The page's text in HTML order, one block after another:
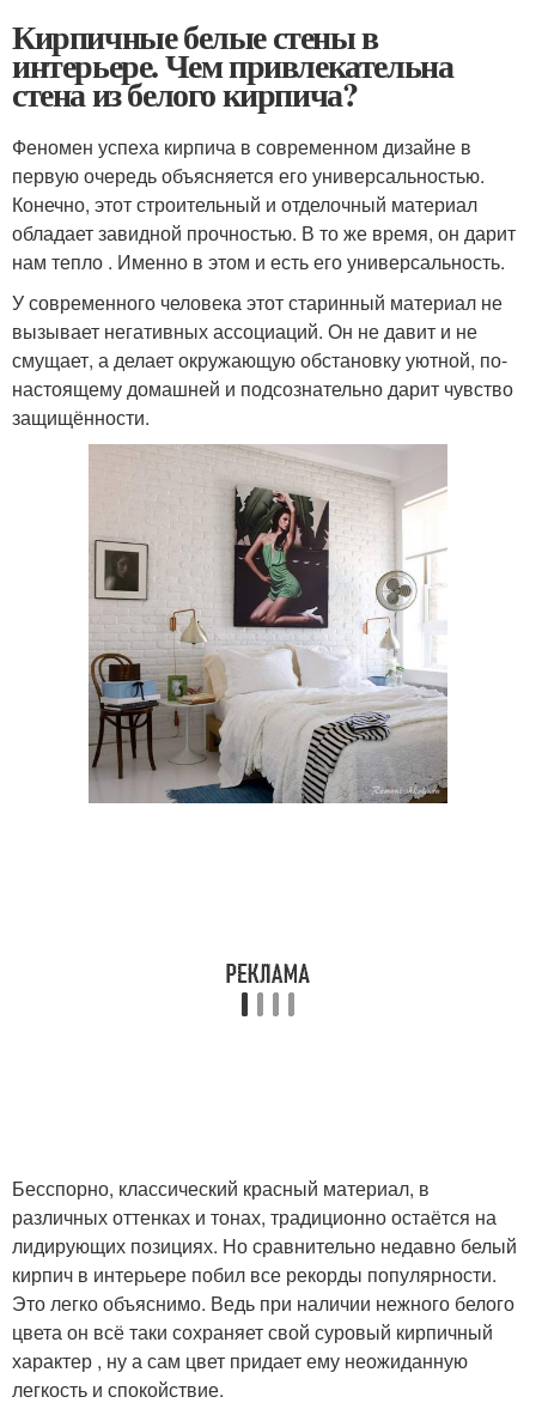
Кирпичные белые стены в
интерьере. Чем привлекательна
стена из белого кирпича?
Феномен успеха кирпича в современном дизайне в
первую очередь объясняется его универсальностью.
Конечно, этот строительный и отделочный материал
обладает завидной прочностью. В то же время, он дарит
нам тепло . Именно в этом и есть его универсальность.
У современного человека этот старинный материал не
вызывает негативных ассоциаций. Он не давит и не
смущает, а делает окружающую обстановку уютной, по-
настоящему домашней и подсознательно дарит чувство
защищённости.
Бесспорно, классический красный материал, в
различных оттенках и тонах, традиционно остаётся на
лидирующих позициях. Но сравнительно недавно белый
кирпич в интерьере побил все рекорды популярности.
Это легко объяснимо. Ведь при наличии нежного белого
цвета он всё таки сохраняет свой суровый кирпичный
характер , ну а сам цвет придает ему неожиданную
легкость и спокойствие.